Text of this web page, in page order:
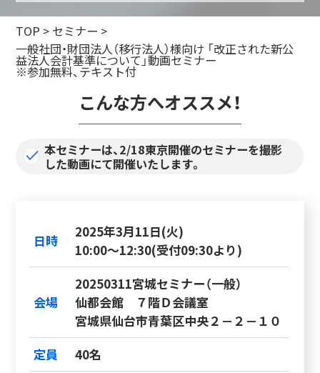
TOP > セミナー >
一般社団・財団法人（移行法人）様向け 「改正された新公
益法人会計基準について」動画セミナー
※参加無料、テキスト付
こんな方へオススメ！
本セミナーは、2/18東京開催のセミナーを撮影
した動画にて開催いたします。
日時
2025年3月11日(火)
10:00～12:30(受付09:30より)
会場
20250311宮城セミナー（一般）
仙都会館 ７階Ｄ会議室
宮城県仙台市青葉区中央２－２－１０
定員
40名